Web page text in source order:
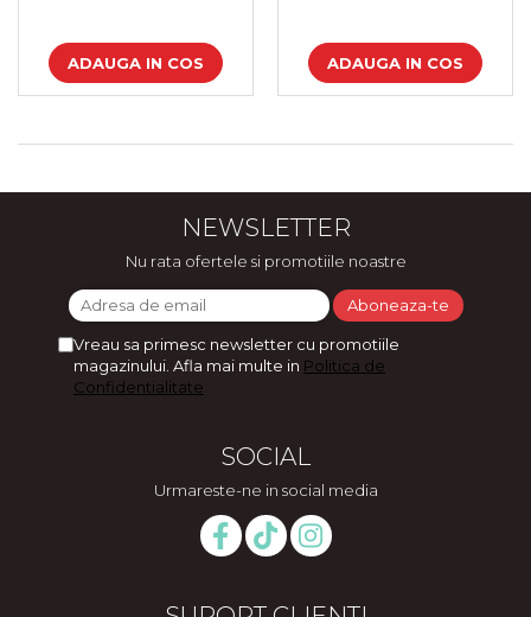
ADAUGA IN COS ADAUGA IN COS
NEWSLETTER
Nu rata ofertele si promotiile noastre
Vreau sa primesc newsletter cu promotiile
magazinului. Afla mai multe in Politica de
Confidentialitate
SOCIAL
Urmareste-ne in social media